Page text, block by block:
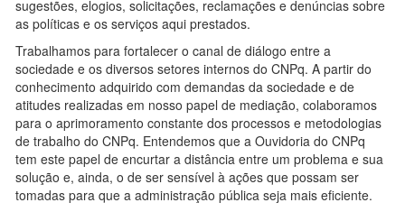
sugestões, elogios, solicitações, reclamações e denúncias sobre
as políticas e os serviços aqui prestados.
Trabalhamos para fortalecer o canal de diálogo entre a
sociedade e os diversos setores internos do CNPq. A partir do
conhecimento adquirido com demandas da sociedade e de
atitudes realizadas em nosso papel de mediação, colaboramos
para o aprimoramento constante dos processos e metodologias
de trabalho do CNPq. Entendemos que a Ouvidoria do CNPq
tem este papel de encurtar a distância entre um problema e sua
solução e, ainda, o de ser sensível à ações que possam ser
tomadas para que a administração pública seja mais eficiente.